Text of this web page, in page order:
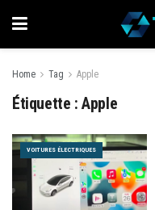
Home Tag Apple
Étiquette :Apple
VOITURES ÉLECTRIQUES